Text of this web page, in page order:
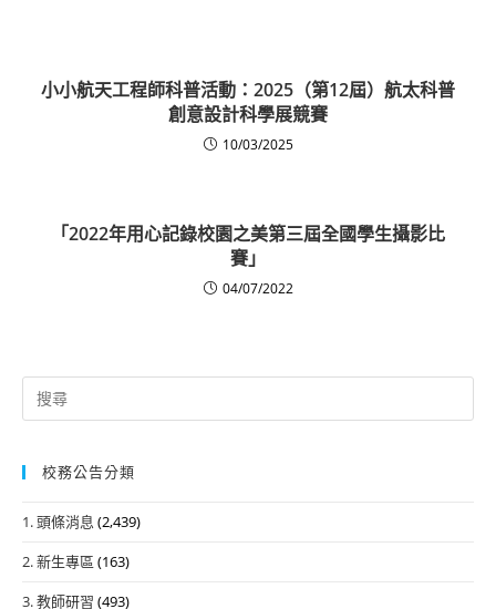
小小航天工程師科普活動：2025（第12屆）航太科普
創意設計科學展競賽
10/03/2025
「2022年用心記錄校園之美第三屆全國學生攝影比
賽」
04/07/2022
Search
for:
校務公告分類
1. 頭條消息 (2,439)
2. 新生專區 (163)
3. 教師研習 (493)